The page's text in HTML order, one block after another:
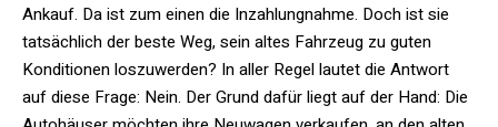
Ankauf. Da ist zum einen die Inzahlungnahme. Doch ist sie
tatsächlich der beste Weg, sein altes Fahrzeug zu guten
Konditionen loszuwerden? In aller Regel lautet die Antwort
auf diese Frage: Nein. Der Grund dafür liegt auf der Hand: Die